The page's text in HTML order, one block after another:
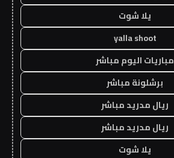
يلا شوت
yalla shoot
مباريات اليوم مباشر
برشلونة مباشر
ريال مدريد مباشر
ريال مدريد مباشر
يلا شوت